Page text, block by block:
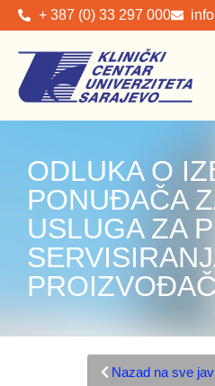
+ 387 (0) 33 297 000
ODLUKA O
PONUĐAČA
USLUGA ZA
Nazad na sve